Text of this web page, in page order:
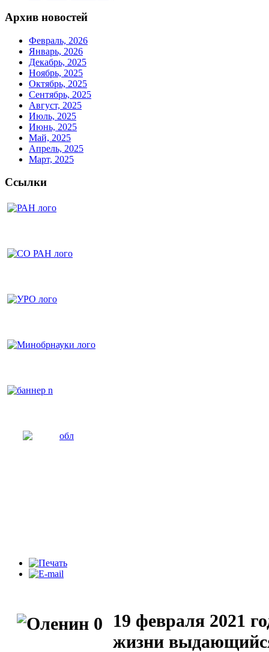
Архив новостей
Февраль, 2026
Январь, 2026
Декабрь, 2025
Ноябрь, 2025
Октябрь, 2025
Сентябрь, 2025
Август, 2025
Июль, 2025
Июнь, 2025
Май, 2025
Апрель, 2025
Март, 2025
Ссылки
19 февраля 2021
жизни